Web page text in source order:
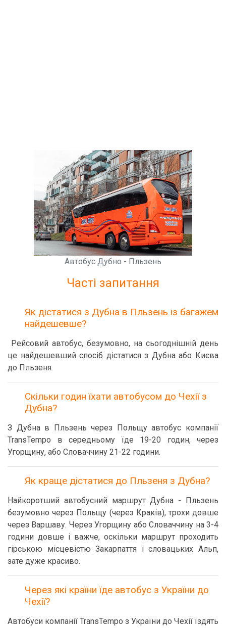
Автобус Дубно - Пльзень
Часті запитання
Як дістатися з Дубна в Пльзень із багажем
найдешевше?
Рейсовий автобус, безумовно, на сьогоднішній день
це найдешевший спосіб дістатися з Дубна або Києва
до Пльзеня.
Скільки годин їхати автобусом до Чехії з
Дубна?
З Дубна в Пльзень через Польщу автобус компанії
TransTempo в середньому їде 19-20 годин, через
Угорщину, або Словаччину 21-22 години.
Як краще дістатися до Пльзеня з Дубна?
Найкоротший автобусний маршрут Дубна - Пльзень
безумовно через Польщу (через Краків), трохи довше
через Варшаву. Через Угорщину або Словаччину на 3-4
години довше і важче, оскільки маршрут проходить
гірською місцевістю Закарпаття і словацьких Альп,
зате дуже красиво.
Через які країни їде автобус з України до
Чехії?
Автобуси компанії TransTempo з України до Чехії їздять